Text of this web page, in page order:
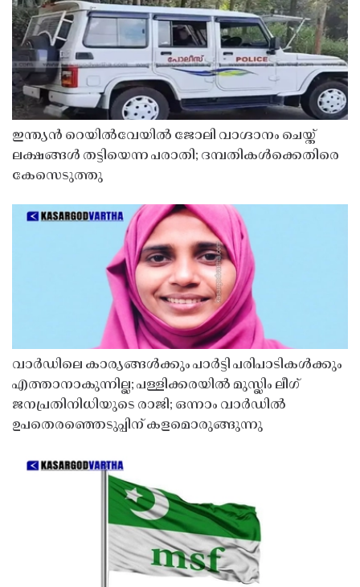
ഇന്ത്യൻ റെയിൽവേയിൽ ജോലി വാഗ്ദാനം ചെയ്ത്
ലക്ഷങ്ങൾ തട്ടിയെന്ന പരാതി; ദമ്പതികൾക്കെതിരെ
കേസെടുത്തു
വാർഡിലെ കാര്യങ്ങൾക്കും പാർട്ടി പരിപാടികൾക്കും
എത്താനാകുന്നില്ല; പള്ളിക്കരയിൽ മുസ്ലിം ലീഗ്
ജനപ്രതിനിധിയുടെ രാജി; ഒന്നാം വാർഡിൽ
ഉപതെരഞ്ഞെടുപ്പിന് കളമൊരുങ്ങുന്നു